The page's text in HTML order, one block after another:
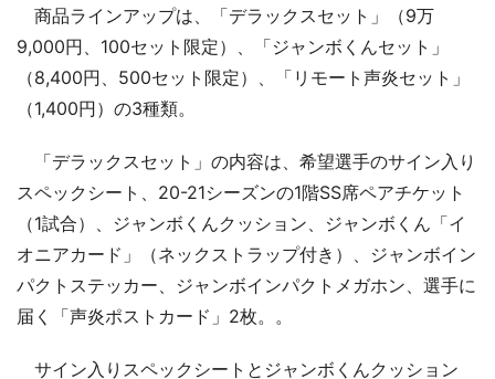
商品ラインアップは、「デラックスセット」（9万
9,000円、100セット限定）、「ジャンボくんセット」
（8,400円、500セット限定）、「リモート声炎セット」
（1,400円）の3種類。
「デラックスセット」の内容は、希望選手のサイン入り
スペックシート、20-21シーズンの1階SS席ペアチケット
（1試合）、ジャンボくんクッション、ジャンボくん「イ
オニアカード」（ネックストラップ付き）、ジャンボイン
パクトステッカー、ジャンボインパクトメガホン、選手に
届く「声炎ポストカード」2枚。。
サイン入りスペックシートとジャンボくんクッション